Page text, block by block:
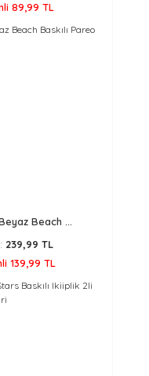
89,99 TL
Beach ...
239,99 TL
139,99 TL